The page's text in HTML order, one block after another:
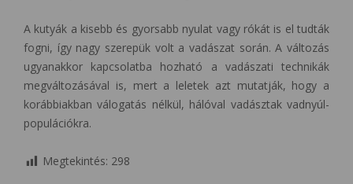
A kutyák a kisebb és gyorsabb nyulat vagy rókát is el tudták
fogni, így nagy szerepük volt a vadászat során. A változás
ugyanakkor kapcsolatba hozható a vadászati technikák
megváltozásával is, mert a leletek azt mutatják, hogy a
korábbiakban válogatás nélkül, hálóval vadásztak vadnyúl-
populációkra.
Megtekintés: 298